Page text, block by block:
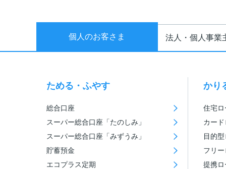
個人のお客さま 法人・個人事業
ためる・ふやす
総合口座
スーパー総合口座「たのしみ」
スーパー総合口座「みずうみ」
貯蓄預金
エコプラス定期
かり
住宅ロ
カー
目的
フリ
提携ロ